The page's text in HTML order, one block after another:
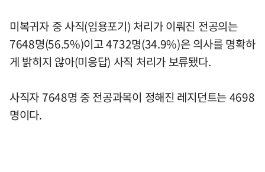
미복귀자 중 사직(임용포기) 처리가 이뤄진 전공의는
7648명(56.5%)이고 4732명(34.9%)은 의사를 명확하
게 밝히지 않아(미응답) 사직 처리가 보류됐다.
사직자 7648명 중 전공과목이 정해진 레지던트는 4698
명이다.